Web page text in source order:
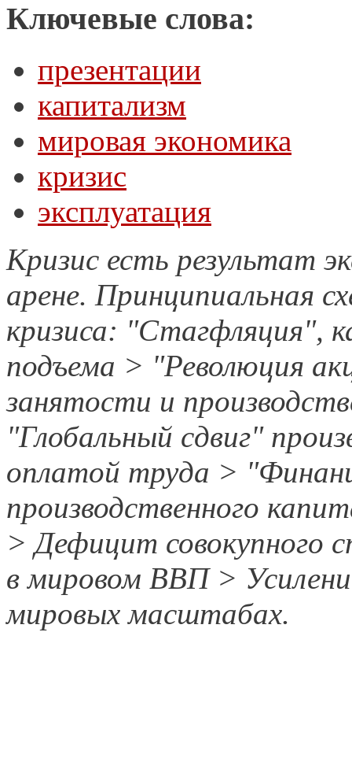
Ключевые слова:
презентации
капитализм
мировая экономика
кризис
эксплуатация
Кризис есть результат
арене. Принципиальная
кризиса: "Стагфляция",
подъема > "Революция
занятости и
"Глобальный сдвиг"
оплатой труда >
производственного
> Дефицит совокупного
в мировом ВВП >
мировых масштабах.